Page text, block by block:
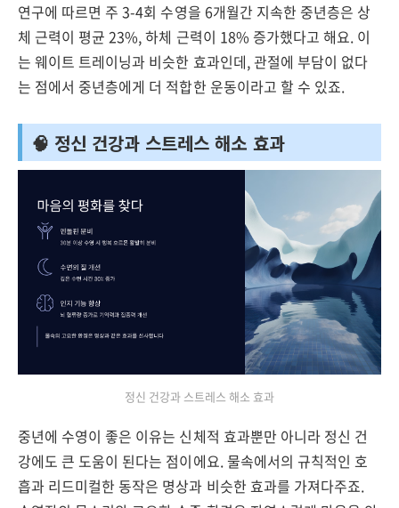
연구에 따르면 주 3-4회 수영을 6개월간 지속한 중년층은 상
체 근력이 평균 23%, 하체 근력이 18% 증가했다고 해요. 이
는 웨이트 트레이닝과 비슷한 효과인데, 관절에 부담이 없다
는 점에서 중년층에게 더 적합한 운동이라고 할 수 있죠.
🧠 정신 건강과 스트레스 해소 효과
정신 건강과 스트레스 해소 효과
중년에 수영이 좋은 이유는 신체적 효과뿐만 아니라 정신 건
강에도 큰 도움이 된다는 점이에요. 물속에서의 규칙적인 호
흡과 리드미컬한 동작은 명상과 비슷한 효과를 가져다주죠.